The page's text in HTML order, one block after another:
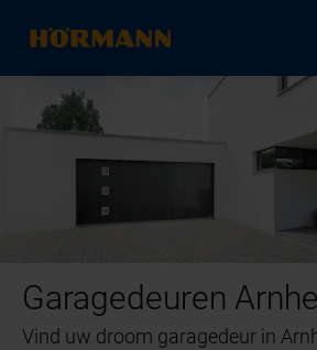
Garagedeuren
Vind uw droom garagedeur in